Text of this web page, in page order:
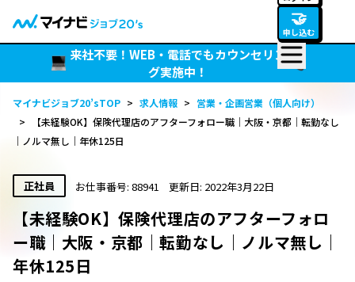
🤝
申し込む
来社不要！WEB・電話でもカウンセリン
グ実施中！
マイナビジョブ20’sTOP > 求人情報 > 営業・企画営業（個人向け）
>
【未経験OK】保険代理店のアフターフォロー職｜大阪・京都｜転勤なし
｜ノルマ無し｜年休125日
正社員 お仕事番号: 88941 更新日: 2022年3月22日
【未経験OK】保険代理店のアフターフォロ
ー職｜大阪・京都｜転勤なし｜ノルマ無し｜
年休125日